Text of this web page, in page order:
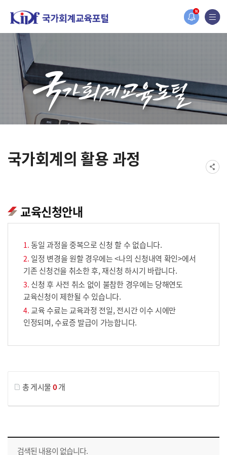
N
홈페이지가 새롭게 개편되었습니다.
한국조세재정연구원홈페이지가 새롭게 개설되었습니다.
국가회계의 활용 과정
교육신청안내
동일 과정을 중복으로 신청 할 수 없습니다.
일정 변경을 원할 경우에는 <나의 신청내역 확인>에서
기존 신청건을 취소한 후, 재신청 하시기 바랍니다.
신청 후 사전 취소 없이 불참한 경우에는 당해연도
교육신청이 제한될 수 있습니다.
교육 수료는 교육과정 전일, 전시간 이수 시에만
인정되며, 수료증 발급이 가능합니다.
총 게시물0개
교육신청 목록을 나타낸 표로 회차, 지역, 접수기간, 교육기간, 교육장소, 신청인원/모집인원, 상태로 나뉘어 설명합니다.
검색된 내용이 없습니다.